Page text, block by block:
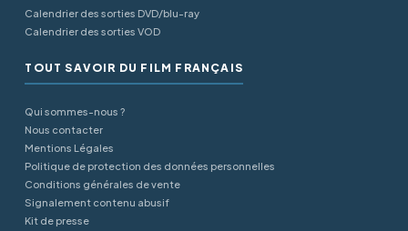
Calendrier des sorties DVD/blu-ray
Calendrier des sorties VOD
TOUT SAVOIR DU FILM FRANÇAIS
Qui sommes-nous ?
Nous contacter
Mentions Légales
Politique de protection des données personnelles
Conditions générales de vente
Signalement contenu abusif
Kit de presse